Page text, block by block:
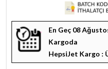
En Geç 08
Kargoda
HepsiJet Kargo :